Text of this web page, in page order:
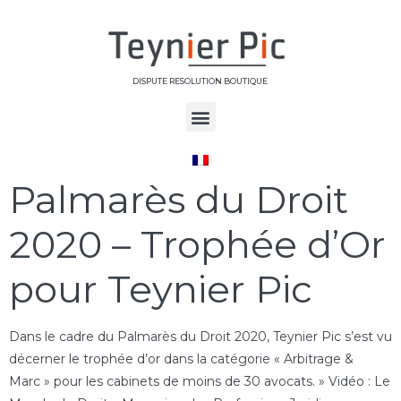
DISPUTE RESOLUTION BOUTIQUE
2 avril 2020
Palmarès du Droit
2020 – Trophée d’Or
pour Teynier Pic
Dans le cadre du Palmarès du Droit 2020, Teynier Pic s’est vu
décerner le trophée d’or dans la catégorie « Arbitrage &
Marc » pour les cabinets de moins de 30 avocats. » Vidéo : Le